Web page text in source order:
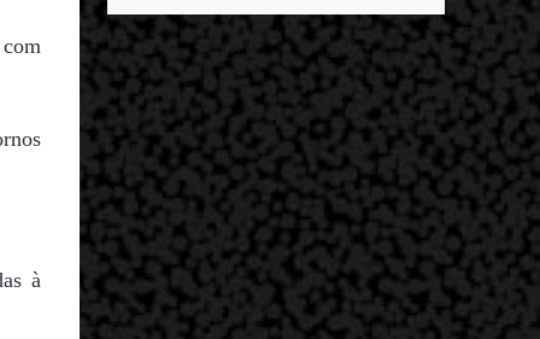
à
entrar no exército’… Essas coisas me fizeram
entrar no exército. Eu disse; ‘vou mostrar
par...
destaques é seu status de relacionamento
amoroso. Em maio deste ano, Mbappé foi
visto pela primeira vez ao lado de Inès Rau .
A modelo trans, então, passou a ser
apontada como namorada do atleta. No
entanto, os dois nunca confirmaram que a
relação existe. Quem é Inès Rau? Inès Rau é
uma modelo de descendência argelina
nascida em Paris, França. Ela ficou famosa
ao se tornar a primeira playmate trans da
Playboy , em novembro de 2017. Ela realizou